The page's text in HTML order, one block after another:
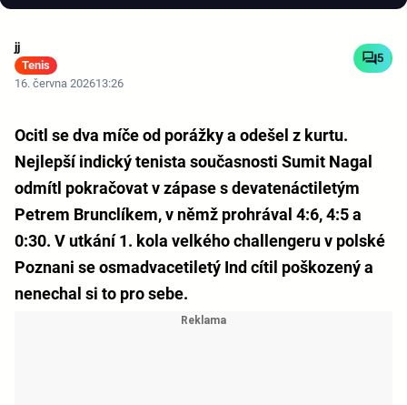
jj
Tenis
16. června 202613:26
5
Ocitl se dva míče od porážky a odešel z kurtu.
Nejlepší indický tenista současnosti Sumit Nagal
odmítl pokračovat v zápase s devatenáctiletým
Petrem Brunclíkem, v němž prohrával 4:6, 4:5 a
0:30. V utkání 1. kola velkého challengeru v polské
Poznani se osmadvacetiletý Ind cítil poškozený a
nenechal si to pro sebe.